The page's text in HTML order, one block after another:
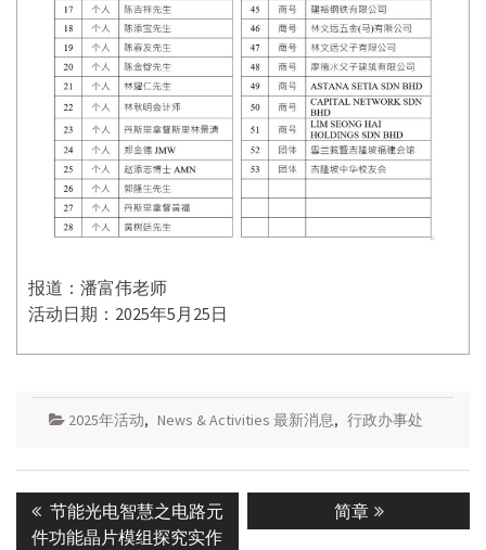
报道：潘富伟老师
活动日期：2025年5月25日
2025年活动, News & Activities 最新消息, 行政办事处
Post
navigation
Previous
post:
节能光电智慧之电路元
件功能晶片模组探究实作
Next
post:
简章